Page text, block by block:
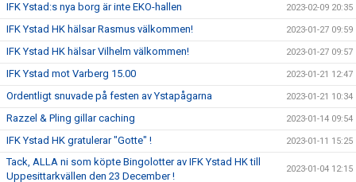
IFK Ystad:s nya borg är inte EKO-hallen 2023-02-09 20:35
IFK Ystad HK hälsar Rasmus välkommen! 2023-01-27 09:59
IFK Ystad HK hälsar Vilhelm välkommen! 2023-01-27 09:57
IFK Ystad mot Varberg 15.00 2023-01-21 12:47
Ordentligt snuvade på festen av Ystapågarna 2023-01-21 10:34
Razzel & Pling gillar caching 2023-01-14 09:54
IFK Ystad HK gratulerar "Gotte" ! 2023-01-11 15:25
Tack, ALLA ni som köpte Bingolotter av IFK Ystad HK till
Uppesittarkvällen den 23 December !
2023-01-04 12:15